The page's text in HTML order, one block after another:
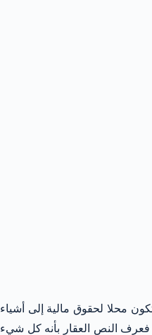
محلا لحقوق مالية إلى أشياء
النص العقار بأنه كل شيء